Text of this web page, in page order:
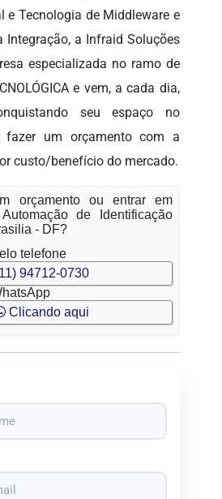
e Tecnologia de Middleware e
Integração, a Infraid Soluções
especializada no ramo de
e vem, a cada dia,
seu espaço no
fazer um orçamento com a
custo/benefício do mercado.
orçamento ou entrar em
de Identificação
- DF?
telefone
94712-0730
Clicando aqui